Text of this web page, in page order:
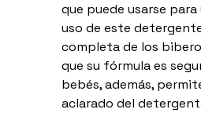
que puede usarse para
uso de este
completa de los
que su fórmula es
bebés, además,
aclarado del